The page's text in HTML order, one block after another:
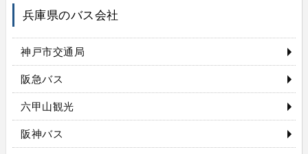
兵庫県のバス会社
神戸市交通局
阪急バス
六甲山観光
阪神バス